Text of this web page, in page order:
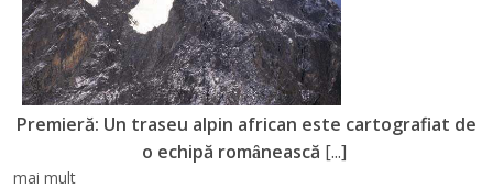
Premieră: Un traseu alpin african este cartografiat de
o echipă romȃnească [...]
mai mult